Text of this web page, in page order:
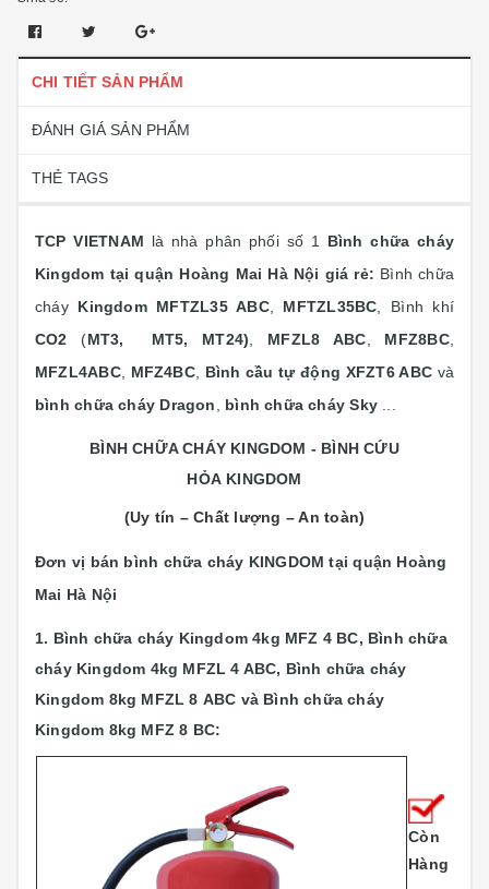
CHI TIẾT SẢN PHẨM
ĐÁNH GIÁ SẢN PHẨM
THẺ TAGS
TCP VIETNAM là nhà phân phối số 1 Bình chữa cháy
Kingdom tại quận Hoàng Mai Hà Nội giá rẻ: Bình chữa
cháy Kingdom MFTZL35 ABC, MFTZL35BC , Bình khí
CO2 (MT3, MT5, MT24) MFZL8 ABC MFZ8BC,
MFZL4ABC, MFZ4BC, Bình cầu tự động XFZT6 ABCvà
bình chữa cháy Dragon
bình chữa cháy Sky
BÌNH CHỮA CHÁY KINGDOM - BÌNH CỨU
HỎA KINGDOM
(Uy tín – Chất lượng – An toàn)
Đơn vị bán bình chữa cháy KINGDOM tại quận Hoàng
Mai Hà Nội
1. Bình chữa cháy Kingdom 4kg MFZ 4 BC, Bình chữa
cháy Kingdom 4kg MFZL 4 ABC, Bình chữa cháy
Kingdom 8kg MFZL 8 ABC và Bình chữa cháy
Kingdom 8kg MFZ 8 BC:
Còn
Hàng